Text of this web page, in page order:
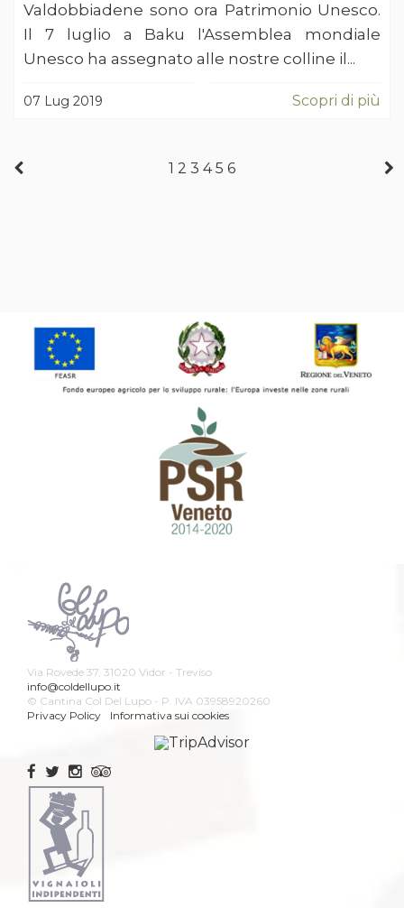
Valdobbiadene sono ora Patrimonio Unesco.
Il 7 luglio a Baku l'Assemblea mondiale
Unesco ha assegnato alle nostre colline il...
07 Lug 2019 Scopri di più
1 2 3 4 5 6
Via Rovede 37, 31020 Vidor - Treviso
info@coldellupo.it
© Cantina Col Del Lupo - P. IVA 03958920260
Privacy Policy
Informativa sui cookies